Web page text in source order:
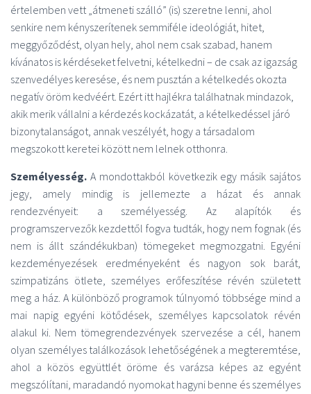
értelemben vett „átmeneti szálló” (is) szeretne lenni, ahol
senkire nem kényszerítenek semmiféle ideológiát, hitet,
meggyőződést, olyan hely, ahol nem csak szabad, hanem
kívánatos is kérdéseket felvetni, kételkedni – de csak az igazság
szenvedélyes keresése, és nem pusztán a kételkedés okozta
negatív öröm kedvéért. Ezért itt hajlékra találhatnak mindazok,
akik merik vállalni a kérdezés kockázatát, a kételkedéssel járó
bizonytalanságot, annak veszélyét, hogy a társadalom
megszokott keretei között nem lelnek otthonra.
Személyesség. A mondottakból következik egy másik sajátos
jegy, amely mindig is jellemezte a házat és annak
rendezvényeit: a személyesség. Az alapítók és
programszervezők kezdettől fogva tudták, hogy nem fognak (és
nem is állt szándékukban) tömegeket megmozgatni. Egyéni
kezdeményezések eredményeként és nagyon sok barát,
szimpatizáns ötlete, személyes erőfeszítése révén született
meg a ház. A különböző programok túlnyomó többsége mind a
mai napig egyéni kötődések, személyes kapcsolatok révén
alakul ki. Nem tömegrendezvények szervezése a cél, hanem
olyan személyes találkozások lehetőségének a megteremtése,
ahol a közös együttlét öröme és varázsa képes az egyént
megszólítani, maradandó nyomokat hagyni benne és személyes